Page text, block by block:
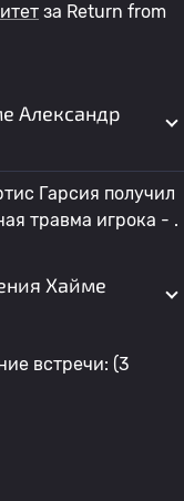
за Return from
Александр
Гарсия получил
травма игрока - .
Хайме
встречи: (3